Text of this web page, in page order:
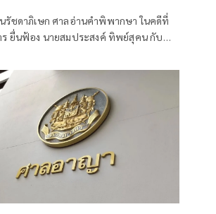
รัชดาภิเษก ศาลอ่านคำพิพากษา ในคดีที่
ยื่นฟ้อง นายสมประสงค์ ทิพย์สุคน กับ
ความผิดหลบหนีไประหว่างที่ถูกคุมขังตาม